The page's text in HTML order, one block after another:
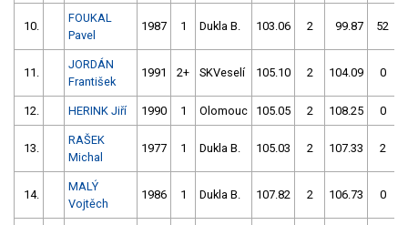
10.
FOUKAL
Pavel
1987 1 Dukla B. 103.06 2 99.87 52
11.
JORDÁN
František
1991 2+ SKVeselí 105.10 2 104.09 0
12. HERINK Jiří 1990 1 Olomouc 105.05 2 108.25 0
13.
RAŠEK
Michal
1977 1 Dukla B. 105.03 2 107.33 2
14.
MALÝ
Vojtěch
1986 1 Dukla B. 107.82 2 106.73 0